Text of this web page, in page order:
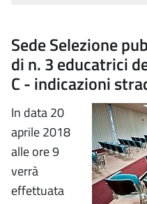
Sede Selezione
di n. 3 educatrici
C - indicazioni
In data 20
aprile 2018
alle ore 9
verrà
effettuata